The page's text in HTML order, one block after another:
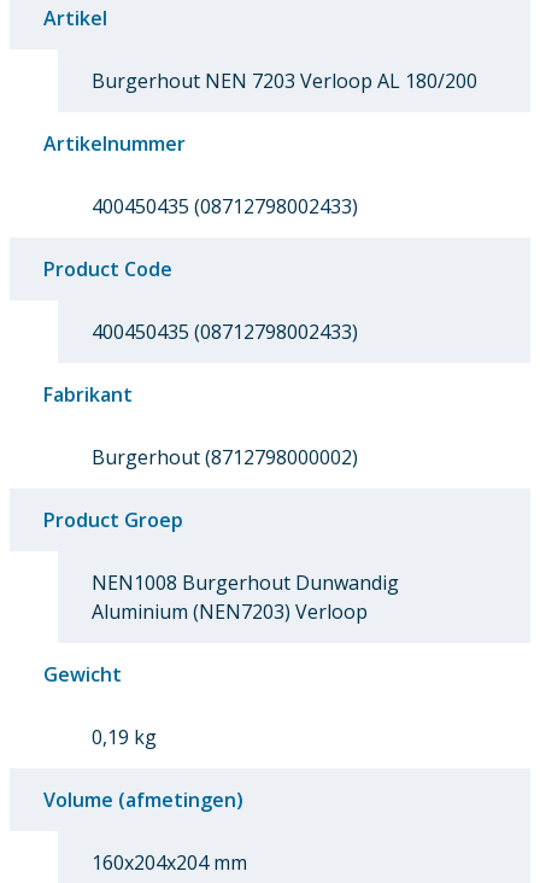
Artikel
Burgerhout NEN 7203 Verloop AL 180/200
Artikelnummer
400450435 (08712798002433)
Product Code
400450435 (08712798002433)
Fabrikant
Burgerhout (8712798000002)
Product Groep
NEN1008 Burgerhout Dunwandig
Aluminium (NEN7203) Verloop
Gewicht
0,19 kg
Volume (afmetingen)
160x204x204 mm